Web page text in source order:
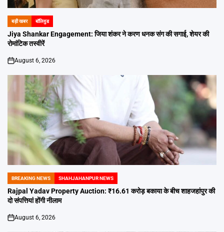
POSTED
IN
बड़ी खबर बॉलिवुड
Jiya Shankar Engagement: जिया शंकर ने करण धनक संग की सगाई, शेयर की
रोमांटिक तस्वीरें
on
August 6, 2026
POSTED
IN
BREAKING NEWS SHAHJAHANPUR NEWS
Rajpal Yadav Property Auction: ₹16.61 करोड़ बकाया के बीच शाहजहांपुर की
दो संपत्तियां होंगी नीलाम
on
August 6, 2026